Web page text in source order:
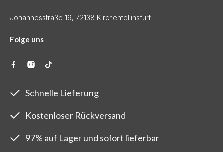
Johannesstraße 19, 72138 Kirchentellinsfurt
Folge uns
Schnelle Lieferung
Kostenloser Rückversand
97% auf Lager und sofort lieferbar